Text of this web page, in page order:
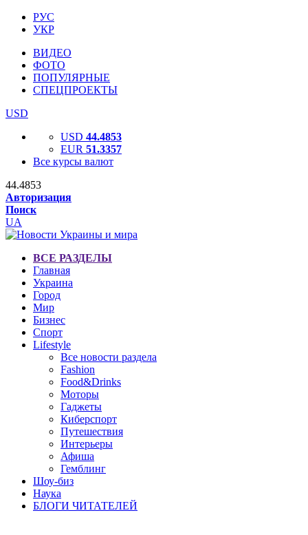
РУС
УКР
ВИДЕО
ФОТО
ПОПУЛЯРНЫЕ
СПЕЦПРОЕКТЫ
USD
USD 44.4853
EUR 51.3357
Все курсы валют
44.4853
Авторизация
Поиск
UA
ВСЕ РАЗДЕЛЫ
Главная
Украина
Город
Мир
Бизнес
Спорт
Lifestyle
Все новости раздела
Fashion
Food&Drinks
Моторы
Гаджеты
Киберспорт
Путешествия
Интерьеры
Афиша
Гемблинг
Шоу-биз
Наука
БЛОГИ ЧИТАТЕЛЕЙ